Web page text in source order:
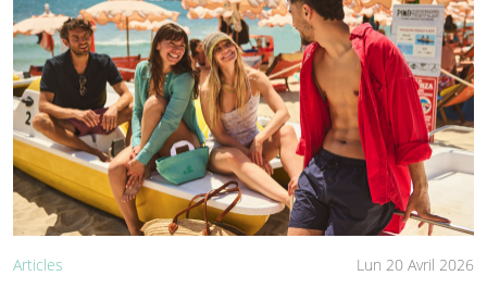
Lun 20 Avril 2026
Articles